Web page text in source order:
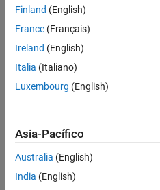
Finland (English)
France (Français)
Ireland (English)
Italia (Italiano)
Luxembourg (English)
Asia-Pacífico
Australia (English)
India (English)